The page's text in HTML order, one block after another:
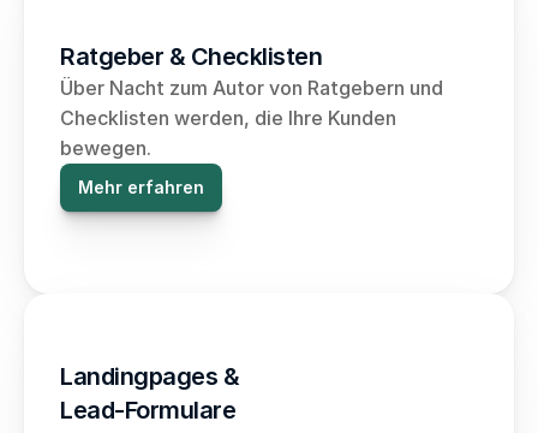
Ratgeber & Checklisten
Über Nacht zum Autor von Ratgebern und
Checklisten werden, die Ihre Kunden
bewegen.
Mehr erfahren
Landingpages &
Lead-Formulare